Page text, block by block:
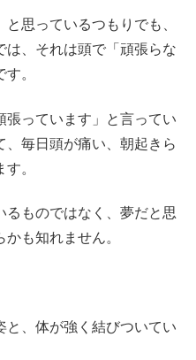
思っているつもりでも、
は、それは頭で「頑張らな
。
張っています」と言ってい
、毎日頭が痛い、朝起きら
。
るものではなく、夢だと思
も知れません。
と、体が強く結びついてい